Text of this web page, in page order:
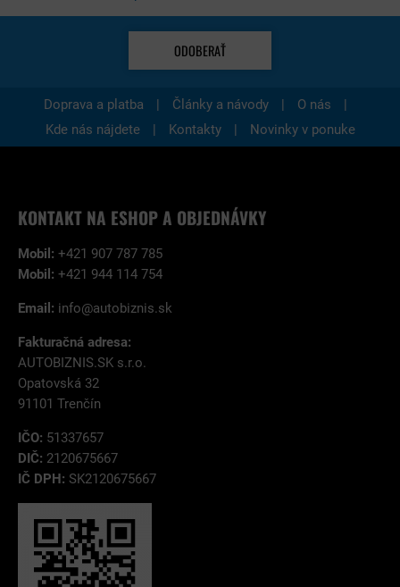
ODOBERAŤ
Doprava a platba | Články a návody | O nás
|
Kde nás nájdete
| Kontakty | Novinky v ponuke
KONTAKT NA ESHOP A OBJEDNÁVKY
Mobil: +421 907 787 785
Mobil: +421 944 114 754
Email: info@autobiznis.sk
Fakturačná adresa:
AUTOBIZNIS.SK s.r.o.
Opatovská 32
91101 Trenčín
IČO: 51337657
DIČ: 2120675667
IČ DPH: SK2120675667